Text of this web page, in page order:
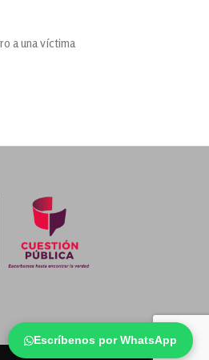
Escríbenos por WhatsApp
a una víctima